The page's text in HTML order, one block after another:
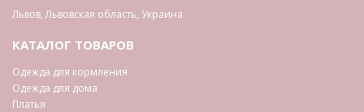
Львов,Львовская область, Украина
КАТАЛОГ ТОВАРОВ
Одежда для кормления
Одежда для дома
Платья